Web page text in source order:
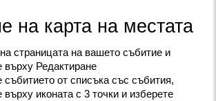
на карта на местата
страницата на вашето събитие и
върху Редактиране
събитието от списъка със събития,
върху иконата с 3 точки и изберете